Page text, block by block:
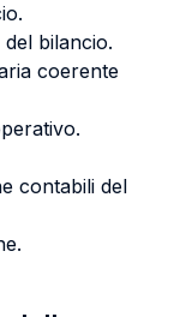
bilancio.
coerente
contabili del